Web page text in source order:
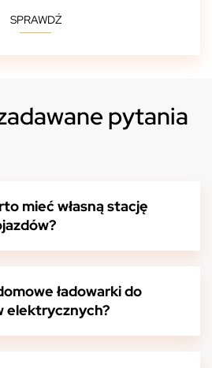
SPRAWDŹ
pytania
mieć własną stację
ładowarki do
elektrycznych?